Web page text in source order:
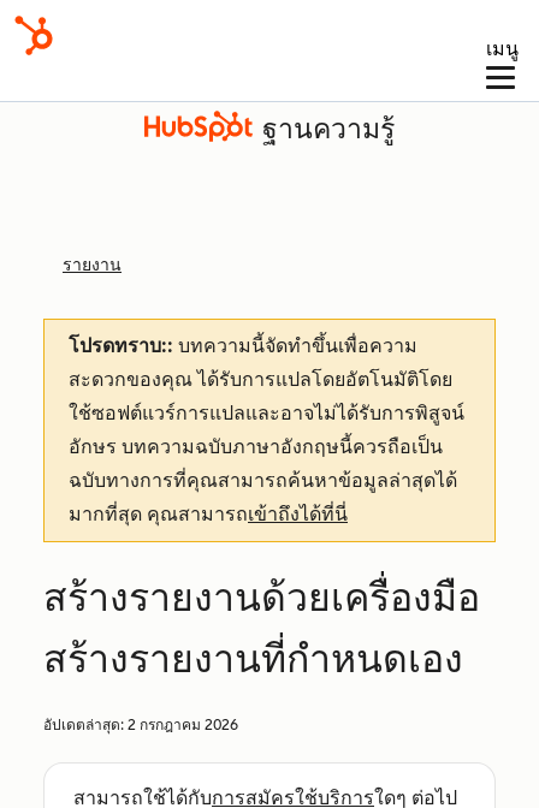
เมนู
ฐานความรู้
รายงาน
โปรดทราบ:: บทความนี้จัดทำขึ้นเพื่อความ
สะดวกของคุณได้รับการแปลโดยอัตโนมัติโดย
ใช้ซอฟต์แวร์การแปลและอาจไม่ได้รับการพิสูจน์
อักษร บทความฉบับภาษาอังกฤษนี้ควรถือเป็น
ฉบับทางการที่คุณสามารถค้นหาข้อมูลล่าสุดได้
มากที่สุด คุณสามารถเข้าถึงได้ที่นี่
สร้างรายงานด้วยเครื่องมือ
สร้างรายงานที่กำหนดเอง
อัปเดตล่าสุด: 2 กรกฎาคม 2026
สามารถใช้ได้กับการสมัครใช้บริการใดๆ ต่อไป